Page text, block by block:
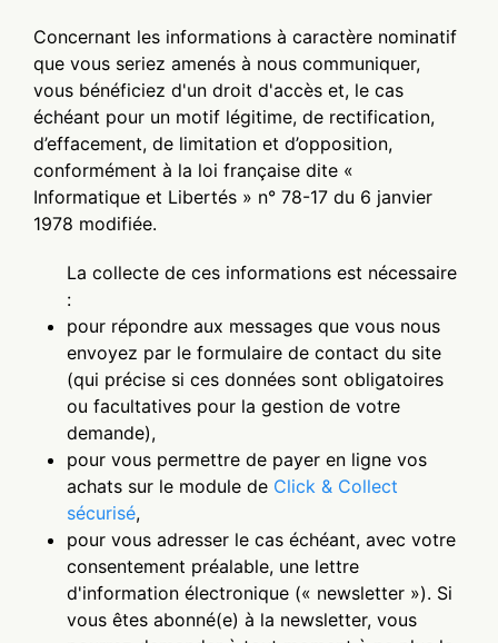
Concernant les informations à caractère nominatif
que vous seriez amenés à nous communiquer,
vous bénéficiez d'un droit d'accès et, le cas
échéant pour un motif légitime, de rectification,
d’effacement, de limitation et d’opposition,
conformément à la loi française dite «
Informatique et Libertés » n° 78-17 du 6 janvier
1978 modifiée.
La collecte de ces informations est nécessaire
:
pour répondre aux messages que vous nous
envoyez par le formulaire de contact du site
(qui précise si ces données sont obligatoires
ou facultatives pour la gestion de votre
demande),
pour vous permettre de payer en ligne vos
achats sur le module de Click & Collect
sécurisé,
pour vous adresser le cas échéant, avec votre
consentement préalable, une lettre
d'information électronique (« newsletter »). Si
vous êtes abonné(e) à la newsletter, vous